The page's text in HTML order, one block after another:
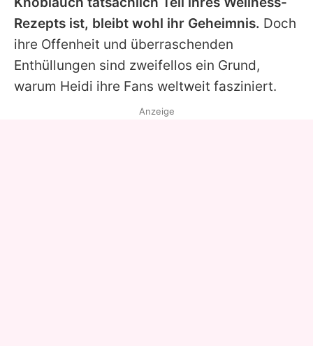
Rezepts ist, bleibt wohl ihr Geheimnis. Doch
ihre Offenheit und überraschenden
Enthüllungen sind zweifellos ein Grund,
warum Heidi ihre Fans weltweit fasziniert.
Anzeige